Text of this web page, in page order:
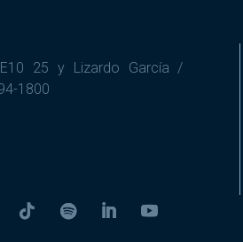
25 y Lizardo García /
1800